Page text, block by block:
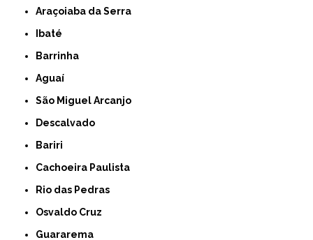
Araçoiaba da Serra
Ibaté
Barrinha
Aguaí
São Miguel Arcanjo
Descalvado
Bariri
Cachoeira Paulista
Rio das Pedras
Osvaldo Cruz
Guararema